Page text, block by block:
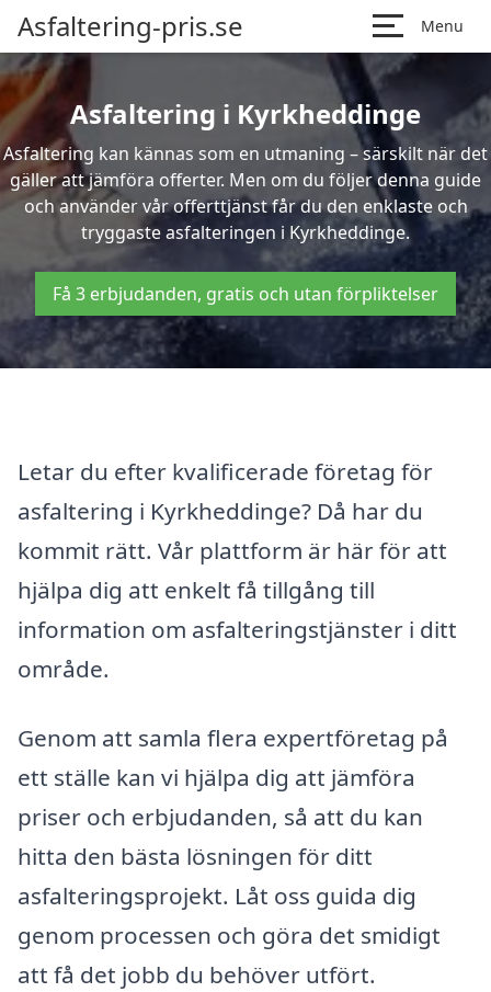
Asfaltering-pris.se Menu
Asfaltering i Kyrkheddinge
Asfaltering kan kännas som en utmaning – särskilt när det
gäller att jämföra offerter. Men om du följer denna guide
och använder vår offerttjänst får du den enklaste och
tryggaste asfalteringen i Kyrkheddinge.
Få 3 erbjudanden, gratis och utan förpliktelser
Letar du efter kvalificerade företag för
asfaltering i Kyrkheddinge? Då har du
kommit rätt. Vår plattform är här för att
hjälpa dig att enkelt få tillgång till
information om asfalteringstjänster i ditt
område.
Genom att samla flera expertföretag på
ett ställe kan vi hjälpa dig att jämföra
priser och erbjudanden, så att du kan
hitta den bästa lösningen för ditt
asfalteringsprojekt. Låt oss guida dig
genom processen och göra det smidigt
att få det jobb du behöver utfört.